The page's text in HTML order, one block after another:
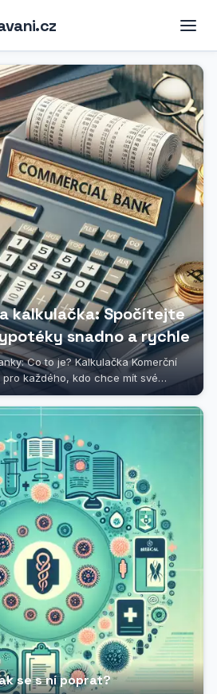
kalkulačka: Spočítejte
snadno a rychle
Co to je? Kalkulačka Komerční
každého, kdo chce mít své
se s ní poprat?